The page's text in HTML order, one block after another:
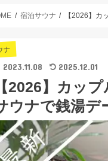
宿泊サウナ 【2026】カ
ナ
2023.11.08 2025.12.01
【2026】カッ
ウナで銭湯デ